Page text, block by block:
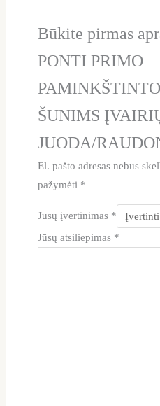
Būkite pirmas
PONTI PRIMO
ŠUNIMS
JUODA/
El. pašto adresas nebus
pažymėti *
Jūsų įvertinimas *
Jūsų atsiliepimas *